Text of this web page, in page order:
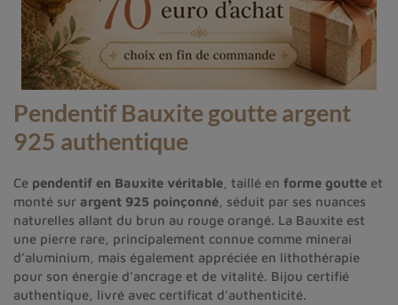
Pendentif Bauxite goutte argent
925 authentique
Ce pendentif en Bauxite véritable, taillé en forme goutte et
monté sur argent 925 poinçonné, séduit par ses nuances
naturelles allant du brun au rouge orangé. La Bauxite est
une pierre rare, principalement connue comme minerai
d’aluminium, mais également appréciée en lithothérapie
pour son énergie d’ancrage et de vitalité. Bijou certifié
authentique, livré avec certificat d’authenticité.